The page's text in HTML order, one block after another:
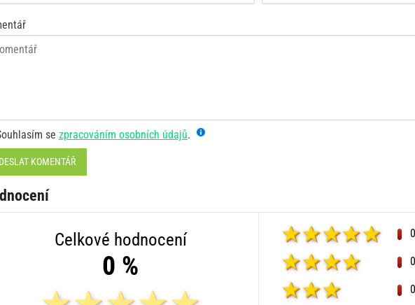
se zpracováním osobních údajů.
KOMENTÁŘ
Celkové hodnocení
0 %